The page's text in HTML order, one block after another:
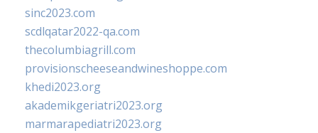
sinc2023.com
scdlqatar2022-qa.com
thecolumbiagrill.com
provisionscheeseandwineshoppe.com
khedi2023.org
akademikgeriatri2023.org
marmarapediatri2023.org